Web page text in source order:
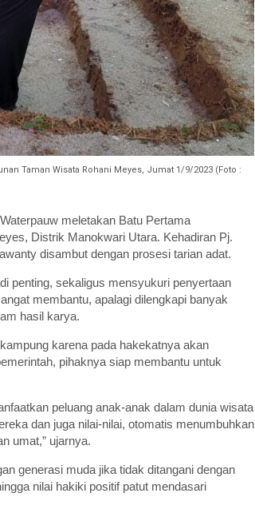
Taman Wisata Rohani Meyes, Jumat 1/9/2023 (Foto :
meletakan Batu Pertama
Distrik Manokwari Utara. Kehadiran Pj.
disambut dengan prosesi tarian adat.
penting, sekaligus mensyukuri penyertaan
membantu, apalagi dilengkapi banyak
hasil karya.
karena pada hakekatnya akan
pihaknya siap membantu untuk
peluang anak-anak dalam dunia wisata
dan juga nilai-nilai, otomatis menumbuhkan
umat,” ujarnya.
generasi muda jika tidak ditangani dengan
nilai hakiki positif patut mendasari